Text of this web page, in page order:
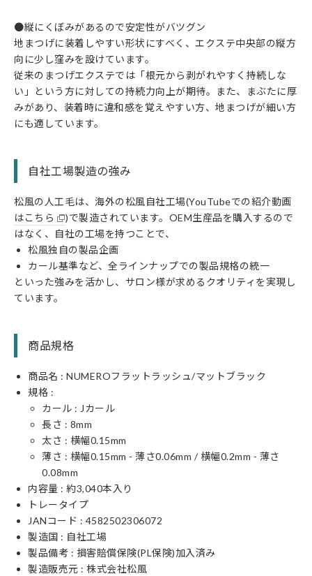
●縦にくぼみがあるので安定性がバツグン
地まつげに装着しやすい形状にすべく、エクステ中央部の縦方
向に少し窪みを設けています。
従来のまつげエクステでは「根元から剥がれやすく持続しな
い」という方に対しての持続力向上が期待。また、まぶたに厚
みがあり、装着時に違和感を覚えやすい方、地まつげが細い方
にも適しています。
自社工場製造の強み
松風の人工毛は、海外の松風自社工場(YouTubeでの紹介動画
はこちら
)で製造されています。OEM生産品を購入するので
はなく、自社の工場を持つことで、
松風独自の製品企画
カール基準など、全ラインナップでの製品規格の統一
といった強みを活かし、サロン様が求めるクオリティを実現し
ています。
商品規格
商品名 : NUMEROフラットラッシュ/マットブラック
規格 :
カール : Jカール
長さ : 8mm
太さ : 横幅0.15mm
薄さ : 横幅0.15mm - 薄さ0.06mm / 横幅0.2mm - 薄さ
0.08mm
内容量 : 約3,040本入り
トレータイプ
JANコード : 4582502306072
製造国 : 自社工場
製品備考 : 損害賠償保険(PL保険)加入済み
製造販売元 : 株式会社松風